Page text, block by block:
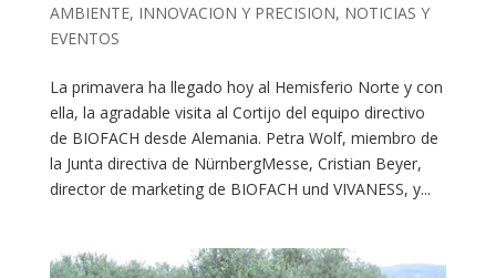
AMBIENTE, INNOVACION Y PRECISION, NOTICIAS Y
EVENTOS
La primavera ha llegado hoy al Hemisferio Norte y con
ella, la agradable visita al Cortijo del equipo directivo
de BIOFACH desde Alemania. Petra Wolf, miembro de
la Junta directiva de NürnbergMesse, Cristian Beyer,
director de marketing de BIOFACH und VIVANESS, y...